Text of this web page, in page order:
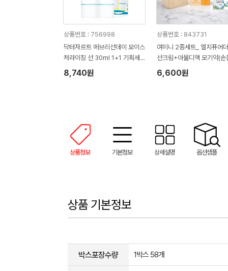
상품번호 : 756998
닥터자르트 에브리선데이 모이스
처라이징 선 30ml 1+1 기획세
트
8,740원
상품번호 : 843731
여미니 2종세트_ 엘지퓨어
선크림+아물디액 모기약(손
박스)
6,600원
상품정보 기본정보 상세설명 옵션샘플
상품 기본정보
박스포장수량 1박스 58개